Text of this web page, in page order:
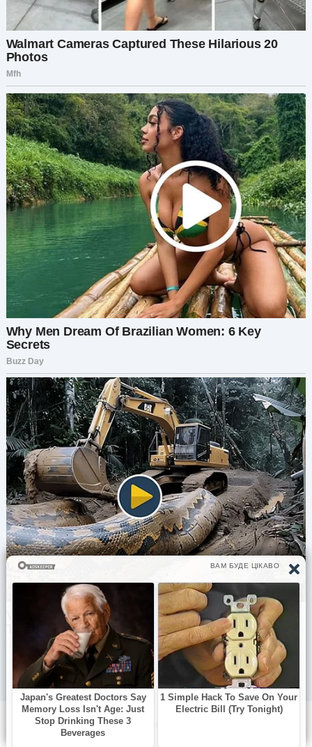
«Дима… сказал мне, что ты тратишь его время.
Он хотел чего-то серьезного. Он искал жену, а
ты… ты оказалась не лучшим для него
Я не могла в это поверить. Во время
обеденного перерыва я позвонила своей
лучшей подруге, Соне. «Привет, Алиса. Как
прошло свидание?» — было первое, что она
спросила.
Я вздохнула, чувствуя, как на меня давит
тяжесть того вечера. «Началось все отлично, но
закончилось ужасно. Дима резко ушел после
того, как я рассказала о своем трехлетнем
плане, а потом заблокировал меня, когда я
спросила почему». Глаза Сони расширились.
«Что он сделал? Это смешно! Что именно
произошло?»
Я пересказала каждую деталь, мой голос
слегка дрожал, когда я заново переживала тот
вечер. Когда я закончила, Соня покачала
головой. «Алиса, быть честной в своих
ожиданиях — это важно. Если он не смог с этим
справиться, это его потеря». «Я не могу
перестать думать, не является ли мое
трехлетнее правило таким уж странным, Соня»,
— призналась я, мой голос немного дрогнул.
«Вовсе нет», — твердо сказала Соня. «У каждого
свой график и свои потребности. Важно то, что
оценить, он не был тем парнем, который тебе
нужен». Ее слова окутали меня, как
утешительное одеяло. Но это не развеяло всех
моих тревог.Была ли я неправа, открыто заявив
о своих ожиданиях? Стоило ли мне держать это
при себе?
Все, что я знаю, это то, что быть
честной в том, чего я хочу, — важно, даже если
это означает потерять такого парня, как Дима.
© 2026 Все самое интересное